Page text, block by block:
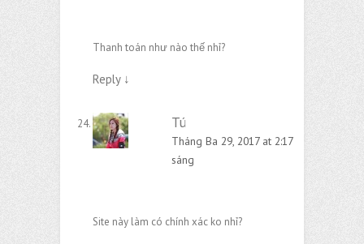
Thanh toán như nào thế nhỉ?
Reply ↓
Tú
Tháng Ba 29, 2017 at 2:17
sáng
Site này làm có chính xác ko nhỉ?